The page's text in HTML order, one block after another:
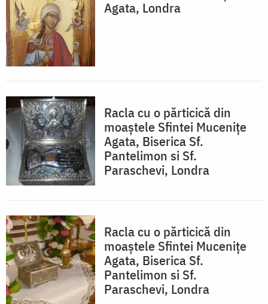
Agata, Londra
Racla cu o părticică din
moaștele Sfintei Mucenițe
Agata, Biserica Sf.
Pantelimon si Sf.
Paraschevi, Londra
Racla cu o părticică din
moaștele Sfintei Mucenițe
Agata, Biserica Sf.
Pantelimon si Sf.
Paraschevi, Londra